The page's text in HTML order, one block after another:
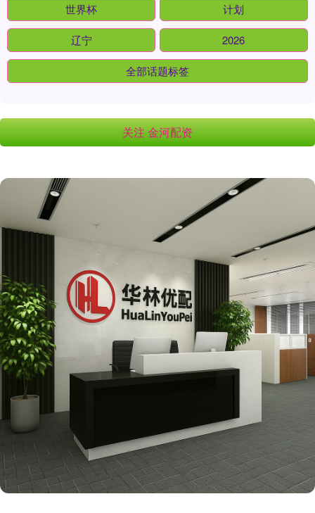
世界杯 计划
辽宁 2026
全部话题标签
关注 金河配资